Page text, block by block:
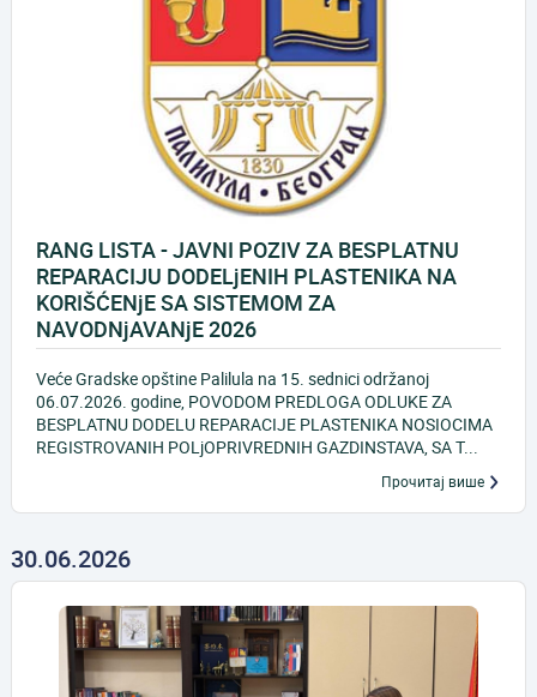
RANG LISTA - JAVNI POZIV ZA BESPLATNU
REPARACIJU DODELjENIH PLASTENIKA NA
KORIŠĆENjE SA SISTEMOM ZA
NAVODNjAVANjE 2026
Veće Gradske opštine Palilula na 15. sednici održanoj
06.07.2026. godine, POVODOM PREDLOGA ODLUKE ZA
BESPLATNU DODELU REPARACIJE PLASTENIKA NOSIOCIMA
REGISTROVANIH POLjOPRIVREDNIH GAZDINSTAVA, SA T...
Прочитај више
30.06.2026